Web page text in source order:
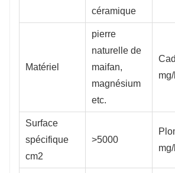
céramique
Matériel
pierre
naturelle de
maifan,
magnésium
etc.
Surface
spécifique
cm2
>5000